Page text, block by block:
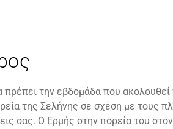
πρέπει την εβδομάδα που
της Σελήνης σε σχέση με τους
σας. Ο Ερμής στην πορεία του